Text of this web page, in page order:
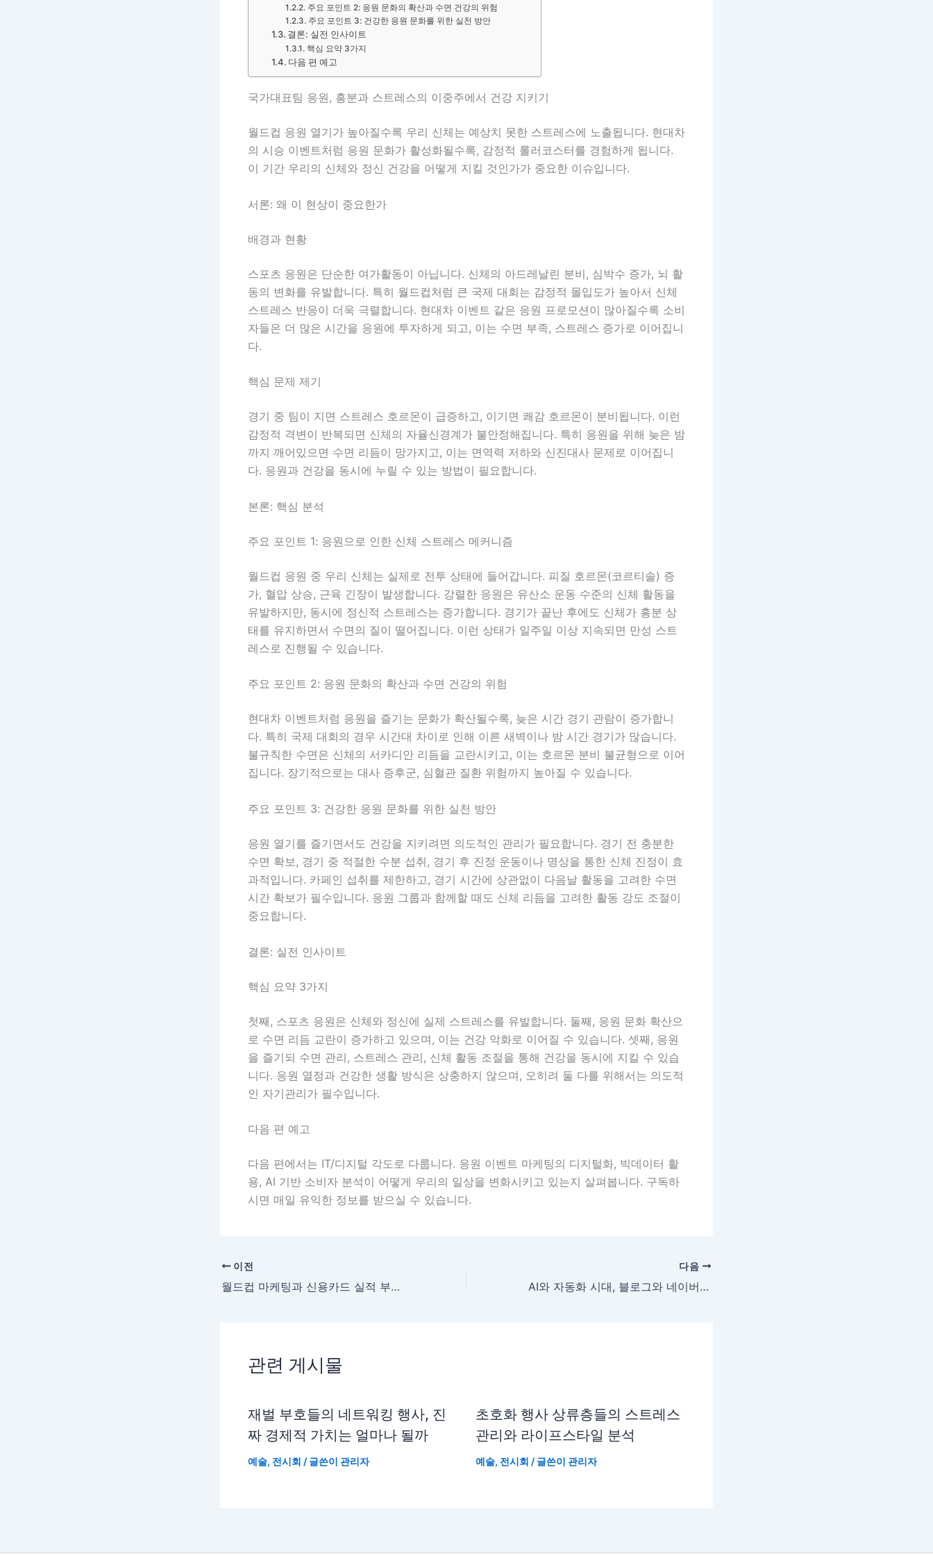
주요 포인트 2: 응원 문화의 확산과 수면 건강의 위험
주요 포인트 3: 건강한 응원 문화를 위한 실천 방안
결론: 실전 인사이트
핵심 요약 3가지
다음 편 예고
국가대표팀 응원, 흥분과 스트레스의 이중주에서 건강 지키기
월드컵 응원 열기가 높아질수록 우리 신체는 예상치 못한 스트레스에 노출됩니다. 현대차
의 시승 이벤트처럼 응원 문화가 활성화될수록, 감정적 롤러코스터를 경험하게 됩니다.
이 기간 우리의 신체와 정신 건강을 어떻게 지킬 것인가가 중요한 이슈입니다.
서론: 왜 이 현상이 중요한가
배경과 현황
스포츠 응원은 단순한 여가활동이 아닙니다. 신체의 아드레날린 분비, 심박수 증가, 뇌 활
동의 변화를 유발합니다. 특히 월드컵처럼 큰 국제 대회는 감정적 몰입도가 높아서 신체
스트레스 반응이 더욱 극렬합니다. 현대차 이벤트 같은 응원 프로모션이 많아질수록 소비
자들은 더 많은 시간을 응원에 투자하게 되고, 이는 수면 부족, 스트레스 증가로 이어집니
다.
핵심 문제 제기
경기 중 팀이 지면 스트레스 호르몬이 급증하고, 이기면 쾌감 호르몬이 분비됩니다. 이런
감정적 격변이 반복되면 신체의 자율신경계가 불안정해집니다. 특히 응원을 위해 늦은 밤
까지 깨어있으면 수면 리듬이 망가지고, 이는 면역력 저하와 신진대사 문제로 이어집니
다. 응원과 건강을 동시에 누릴 수 있는 방법이 필요합니다.
본론: 핵심 분석
주요 포인트 1: 응원으로 인한 신체 스트레스 메커니즘
월드컵 응원 중 우리 신체는 실제로 전투 상태에 들어갑니다. 피질 호르몬(코르티솔) 증
가, 혈압 상승, 근육 긴장이 발생합니다. 강렬한 응원은 유산소 운동 수준의 신체 활동을
유발하지만, 동시에 정신적 스트레스는 증가합니다. 경기가 끝난 후에도 신체가 흥분 상
태를 유지하면서 수면의 질이 떨어집니다. 이런 상태가 일주일 이상 지속되면 만성 스트
레스로 진행될 수 있습니다.
주요 포인트 2: 응원 문화의 확산과 수면 건강의 위험
현대차 이벤트처럼 응원을 즐기는 문화가 확산될수록, 늦은 시간 경기 관람이 증가합니
다. 특히 국제 대회의 경우 시간대 차이로 인해 이른 새벽이나 밤 시간 경기가 많습니다.
불규칙한 수면은 신체의 서카디안 리듬을 교란시키고, 이는 호르몬 분비 불균형으로 이어
집니다. 장기적으로는 대사 증후군, 심혈관 질환 위험까지 높아질 수 있습니다.
주요 포인트 3: 건강한 응원 문화를 위한 실천 방안
응원 열기를 즐기면서도 건강을 지키려면 의도적인 관리가 필요합니다. 경기 전 충분한
수면 확보, 경기 중 적절한 수분 섭취, 경기 후 진정 운동이나 명상을 통한 신체 진정이 효
과적입니다. 카페인 섭취를 제한하고, 경기 시간에 상관없이 다음날 활동을 고려한 수면
시간 확보가 필수입니다. 응원 그룹과 함께할 때도 신체 리듬을 고려한 활동 강도 조절이
중요합니다.
결론: 실전 인사이트
핵심 요약 3가지
첫째, 스포츠 응원은 신체와 정신에 실제 스트레스를 유발합니다. 둘째, 응원 문화 확산으
로 수면 리듬 교란이 증가하고 있으며, 이는 건강 악화로 이어질 수 있습니다. 셋째, 응원
을 즐기되 수면 관리, 스트레스 관리, 신체 활동 조절을 통해 건강을 동시에 지킬 수 있습
니다. 응원 열정과 건강한 생활 방식은 상충하지 않으며, 오히려 둘 다를 위해서는 의도적
인 자기관리가 필수입니다.
다음 편 예고
다음 편에서는 IT/디지털 각도로 다룹니다. 응원 이벤트 마케팅의 디지털화, 빅데이터 활
용, AI 기반 소비자 분석이 어떻게 우리의 일상을 변화시키고 있는지 살펴봅니다. 구독하
시면 매일 유익한 정보를 받으실 수 있습니다.
이전
월드컵 마케팅과 신용카드 실적 부진, 소비심리 급변의 신호
다음
AI와 자동화 시대, 블로그와 네이버 생태계의 급변하는 수익 구조
관련 게시물
재벌 부호들의 네트워킹 행사, 진
짜 경제적 가치는 얼마나 될까
예술, 전시회 / 글쓴이 관리자
초호화 행사 상류층들의 스트레스
관리와 라이프스타일 분석
예술, 전시회 / 글쓴이 관리자